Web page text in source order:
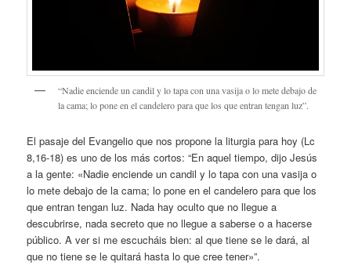
“Nadie enciende un candil y lo tapa con una vasija o lo mete debajo de
la cama; lo pone en el candelero para que los que entran tengan luz”.
El pasaje del Evangelio que nos propone la liturgia para hoy (Lc
8,16-18) es uno de los más cortos: “En aquel tiempo, dijo Jesús
a la gente: «Nadie enciende un candil y lo tapa con una vasija o
lo mete debajo de la cama; lo pone en el candelero para que los
que entran tengan luz. Nada hay oculto que no llegue a
descubrirse, nada secreto que no llegue a saberse o a hacerse
público. A ver si me escucháis bien: al que tiene se le dará, al
que no tiene se le quitará hasta lo que cree tener»”.